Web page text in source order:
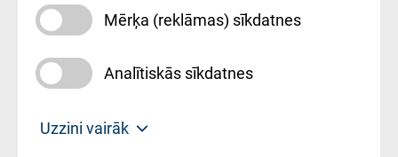
cenrādis
Mērķa (reklāmas) sīkdatnes
Analītiskās sīkdatnes
Uzzini vairāk